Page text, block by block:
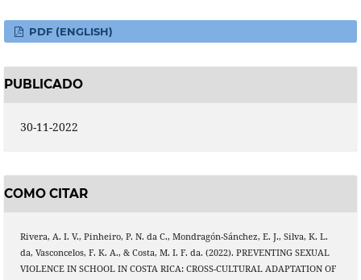
PDF (ENGLISH)
PUBLICADO
30-11-2022
COMO CITAR
Rivera, A. I. V., Pinheiro, P. N. da C., Mondragón-Sánchez, E. J., Silva, K. L.
da, Vasconcelos, F. K. A., & Costa, M. I. F. da. (2022). PREVENTING SEXUAL
VIOLENCE IN SCHOOL IN COSTA RICA: CROSS-CULTURAL ADAPTATION OF